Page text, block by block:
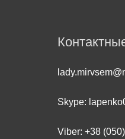
Skype:
Viber: +38